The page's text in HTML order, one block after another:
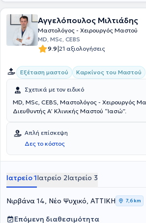
Αγγελόπουλος Μιλτιάδης
Μαστολόγος - Χειρουργός Μαστού
MD, MSc, CEBS
9.9|21 αξιολογήσεις
Εξέταση μαστού Καρκίνος του Μαστού
Σχετικά με τον ειδικό
MD, MSc, CEBS, Μαστολόγος - Χειρουργός Μαστού,
Διευθυντής Α’ Κλινικής Μαστού “Ιασώ”.
Απλή επίσκεψη
Δες το κόστος
Ιατρείο 1Ιατρείο 2Ιατρείο 3
Νιρβάνα 14, Νέο Ψυχικό, ΑΤΤΙΚΗ 7,6 km
Επόμενη διαθεσιμότητα